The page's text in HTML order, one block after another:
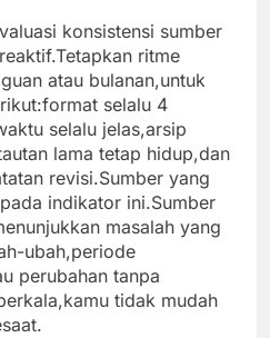
konsistensi sumber
ritme
atau bulanan,untuk
selalu 4
selalu jelas,arsip
lama tetap hidup,dan
revisi.Sumber yang
indikator ini.Sumber
masalah yang
ubah,periode
perubahan tanpa
tidak mudah